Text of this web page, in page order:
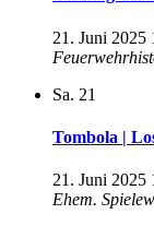
21. Juni 2025
Sa. 21
Tombola |
21. Juni 2025
Ehem.